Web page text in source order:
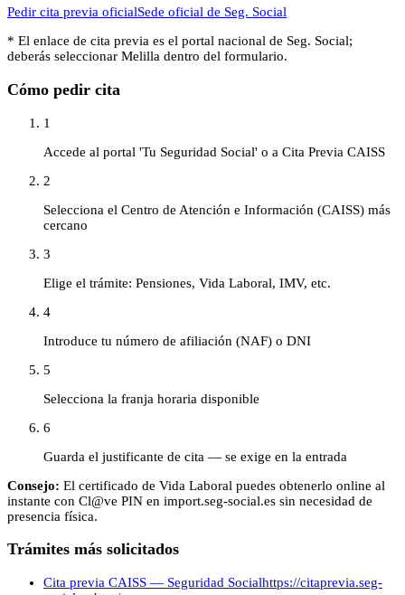
Pedir cita previa oficialSede oficial de Seg. Social
* El enlace de cita previa es el portal nacional de Seg. Social;
deberás seleccionar Melilla dentro del formulario.
Cómo pedir cita
1
Accede al portal 'Tu Seguridad Social' o a Cita Previa CAISS
2
Selecciona el Centro de Atención e Información (CAISS) más
cercano
3
Elige el trámite: Pensiones, Vida Laboral, IMV, etc.
4
Introduce tu número de afiliación (NAF) o DNI
5
Selecciona la franja horaria disponible
6
Guarda el justificante de cita — se exige en la entrada
Consejo: El certificado de Vida Laboral puedes obtenerlo online al
instante con Cl@ve PIN en import.seg-social.es sin necesidad de
presencia física.
Trámites más solicitados
Cita previa CAISS — Seguridad Socialhttps://citaprevia.seg-